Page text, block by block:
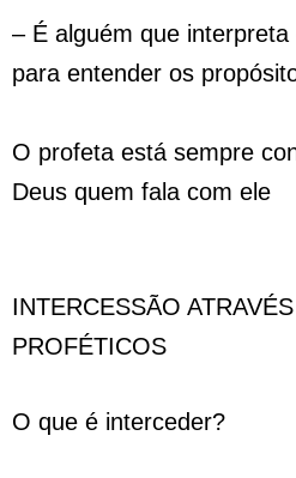
– É alguém que
para entender os
O profeta está sempre
Deus quem fala com ele
INTERCESSÃO
PROFÉTICOS
O que é interceder?